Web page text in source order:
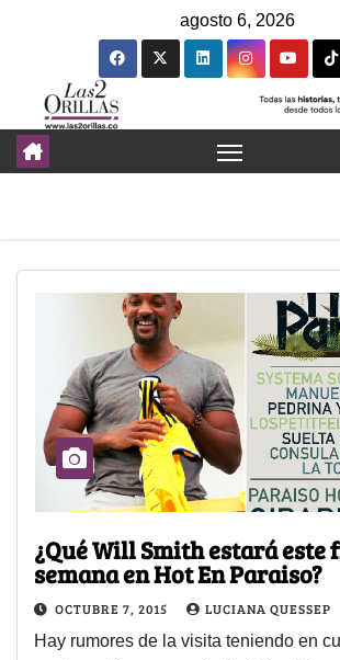
agosto 6, 2026
¿Qué Will Smith estará este
semana en Hot En Paraiso?
OCTUBRE 7, 2015 LUCIANA QUESSEP
Hay rumores de la visita teniendo en